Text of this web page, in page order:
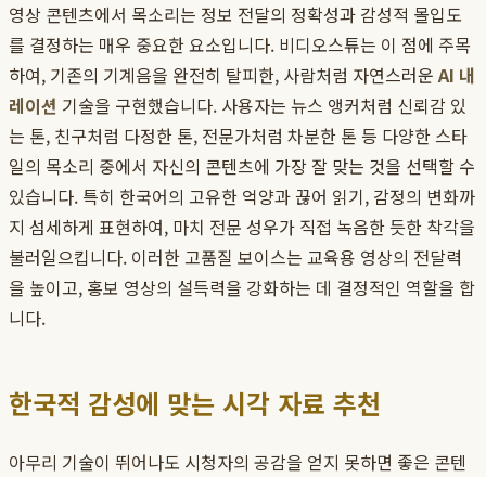
영상 콘텐츠에서 목소리는 정보 전달의 정확성과 감성적 몰입도
를 결정하는 매우 중요한 요소입니다. 비디오스튜는 이 점에 주목
하여, 기존의 기계음을 완전히 탈피한, 사람처럼 자연스러운AI 내
레이션 기술을 구현했습니다. 사용자는 뉴스 앵커처럼 신뢰감 있
는 톤, 친구처럼 다정한 톤, 전문가처럼 차분한 톤 등 다양한 스타
일의 목소리 중에서 자신의 콘텐츠에 가장 잘 맞는 것을 선택할 수
있습니다. 특히 한국어의 고유한 억양과 끊어 읽기, 감정의 변화까
지 섬세하게 표현하여, 마치 전문 성우가 직접 녹음한 듯한 착각을
불러일으킵니다. 이러한 고품질 보이스는 교육용 영상의 전달력
을 높이고, 홍보 영상의 설득력을 강화하는 데 결정적인 역할을 합
니다.
한국적 감성에 맞는 시각 자료 추천
아무리 기술이 뛰어나도 시청자의 공감을 얻지 못하면 좋은 콘텐